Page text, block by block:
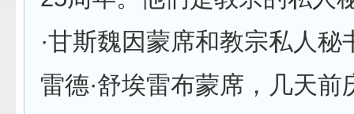
·甘斯魏因蒙席和教宗私人秘
雷德·舒埃雷布蒙席，几天前